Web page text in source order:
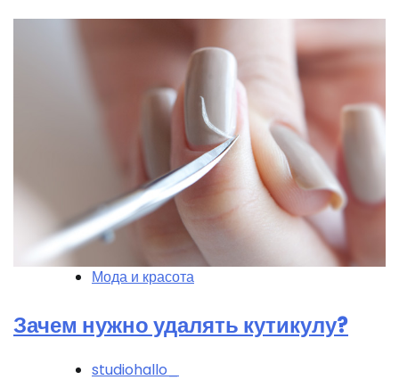
Мода и красота
Зачем нужно удалять кутикулу?
studiohallo_